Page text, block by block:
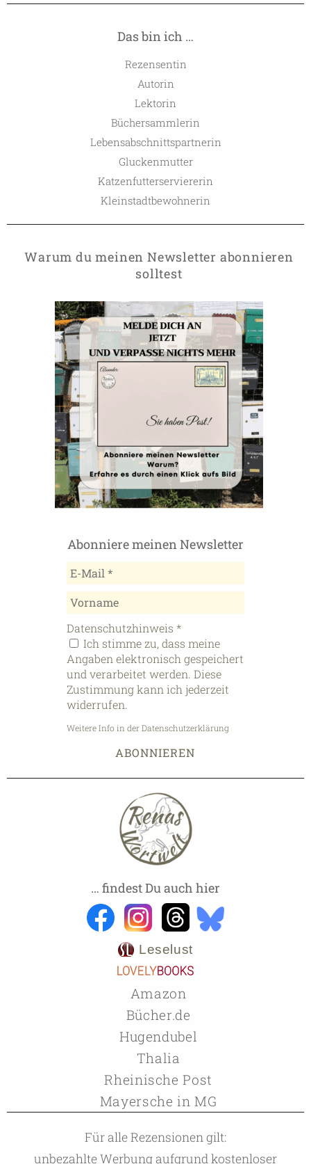
Das bin ich …
Rezensentin
Autorin
Lektorin
Büchersammlerin
Lebensabschnittspartnerin
Gluckenmutter
Katzenfutterserviererin
Kleinstadtbewohnerin
Warum du meinen Newsletter abonnieren
solltest
Abonniere meinen Newsletter
Datenschutzhinweis *
Ich stimme zu, dass meine
Angaben elektronisch gespeichert
und verarbeitet werden. Diese
Zustimmung kann ich jederzeit
widerrufen.
Weitere Info in der Datenschutzerklärung
… findest Du auch hier
Leselust
Amazon
Bücher.de
Hugendubel
Thalia
Rheinische Post
Mayersche in MG
Für alle Rezensionen gilt:
unbezahlte Werbung aufgrund kostenloser